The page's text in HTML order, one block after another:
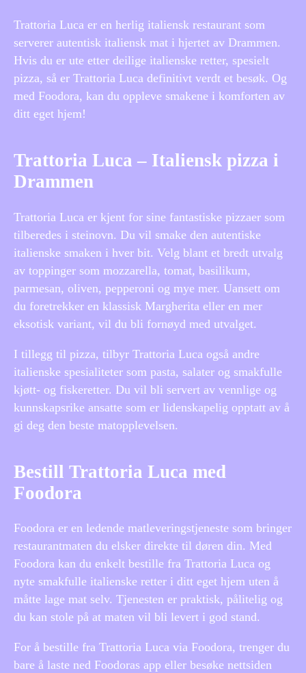
Trattoria Luca er en herlig italiensk restaurant som
serverer autentisk italiensk mat i hjertet av Drammen.
Hvis du er ute etter deilige italienske retter, spesielt
pizza, så er Trattoria Luca definitivt verdt et besøk. Og
med Foodora, kan du oppleve smakene i komforten av
ditt eget hjem!
Trattoria Luca – Italiensk pizza i
Drammen
Trattoria Luca er kjent for sine fantastiske pizzaer som
tilberedes i steinovn. Du vil smake den autentiske
italienske smaken i hver bit. Velg blant et bredt utvalg
av toppinger som mozzarella, tomat, basilikum,
parmesan, oliven, pepperoni og mye mer. Uansett om
du foretrekker en klassisk Margherita eller en mer
eksotisk variant, vil du bli fornøyd med utvalget.
I tillegg til pizza, tilbyr Trattoria Luca også andre
italienske spesialiteter som pasta, salater og smakfulle
kjøtt- og fiskeretter. Du vil bli servert av vennlige og
kunnskapsrike ansatte som er lidenskapelig opptatt av å
gi deg den beste matopplevelsen.
Bestill Trattoria Luca med
Foodora
Foodora er en ledende matleveringstjeneste som bringer
restaurantmaten du elsker direkte til døren din. Med
Foodora kan du enkelt bestille fra Trattoria Luca og
nyte smakfulle italienske retter i ditt eget hjem uten å
måtte lage mat selv. Tjenesten er praktisk, pålitelig og
du kan stole på at maten vil bli levert i god stand.
For å bestille fra Trattoria Luca via Foodora, trenger du
bare å laste ned Foodoras app eller besøke nettsiden